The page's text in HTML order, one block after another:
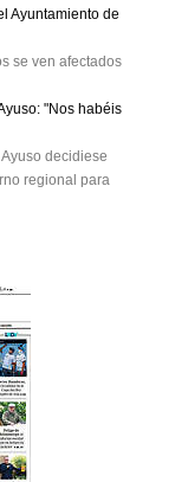
Ayuntamiento de
se ven afectados
"Nos habéis
decidiese
regional para